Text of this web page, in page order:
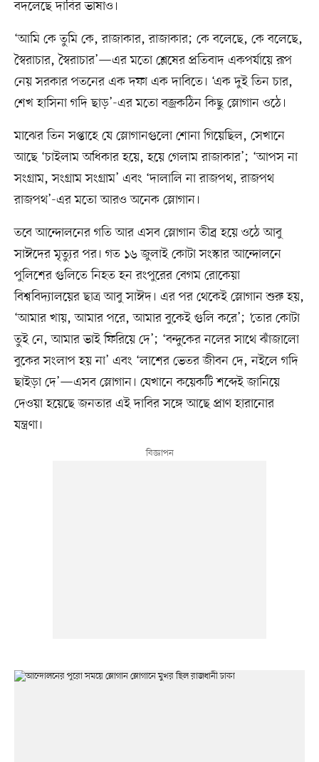
বদলেছে দাবির ভাষাও।
‘আমি কে তুমি কে, রাজাকার, রাজাকার; কে বলেছে, কে বলেছে,
স্বৈরাচার, স্বৈরাচার’—এর মতো শ্লেষের প্রতিবাদ একপর্যায়ে রূপ
নেয় সরকার পতনের এক দফা এক দাবিতে। ‘এক দুই তিন চার,
শেখ হাসিনা গদি ছাড়’-এর মতো বজ্রকঠিন কিছু স্লোগান ওঠে।
মাঝের তিন সপ্তাহে যে স্লোগানগুলো শোনা গিয়েছিল, সেখানে
আছে ‘চাইলাম অধিকার হয়ে, হয়ে গেলাম রাজাকার’; ‘আপস না
সংগ্রাম, সংগ্রাম সংগ্রাম’ এবং ‘দালালি না রাজপথ, রাজপথ
রাজপথ’-এর মতো আরও অনেক স্লোগান।
তবে আন্দোলনের গতি আর এসব স্লোগান তীব্র হয়ে ওঠে আবু
সাঈদের মৃত্যুর পর। গত ১৬ জুলাই কোটা সংস্কার আন্দোলনে
পুলিশের গুলিতে নিহত হন রংপুরের বেগম রোকেয়া
বিশ্ববিদ্যালয়ের ছাত্র আবু সাঈদ। এর পর থেকেই স্লোগান শুরু হয়,
‘আমার খায়, আমার পরে, আমার বুকেই গুলি করে’; ‘তোর কোটা
তুই নে, আমার ভাই ফিরিয়ে দে’; ‘বন্দুকের নলের সাথে ঝাঁজালো
বুকের সংলাপ হয় না’ এবং ‘লাশের ভেতর জীবন দে, নইলে গদি
ছাইড়া দে’—এসব স্লোগান। যেখানে কয়েকটি শব্দেই জানিয়ে
দেওয়া হয়েছে জনতার এই দাবির সঙ্গে আছে প্রাণ হারানোর
যন্ত্রণা।